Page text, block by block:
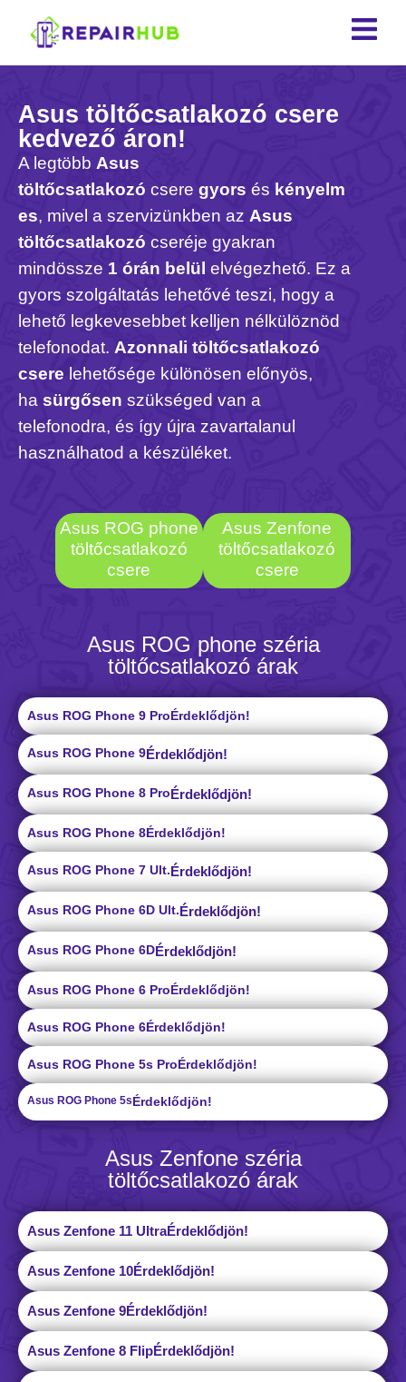
Asus töltőcsatlakozó csere
kedvező áron!
A legtöbb Asus
töltőcsatlakozó csere gyors és kényelm
es, mivel a szervizünkben az Asus
töltőcsatlakozó cseréje gyakran
mindössze 1 órán belül elvégezhető. Ez a
gyors szolgáltatás lehetővé teszi, hogy a
lehető legkevesebbet kelljen nélkülöznöd
telefonodat. Azonnali töltőcsatlakozó
csere lehetősége különösen előnyös,
ha sürgősen szükséged van a
telefonodra, és így újra zavartalanul
használhatod a készüléket.
Asus ROG phone
töltőcsatlakozó
csere
Asus Zenfone
töltőcsatlakozó
csere
Asus ROG phone széria
töltőcsatlakozó árak
Asus ROG Phone 9 Pro Érdeklődjön!
Asus ROG Phone 9 Érdeklődjön!
Asus ROG Phone 8 Pro Érdeklődjön!
Asus ROG Phone 8 Érdeklődjön!
Asus ROG Phone 7 Ult. Érdeklődjön!
Asus ROG Phone 6D Ult. Érdeklődjön!
Asus ROG Phone 6D Érdeklődjön!
Asus ROG Phone 6 Pro Érdeklődjön!
Asus ROG Phone 6 Érdeklődjön!
Asus ROG Phone 5s Pro Érdeklődjön!
Asus ROG Phone 5s Érdeklődjön!
Asus Zenfone széria
töltőcsatlakozó árak
Asus Zenfone 11 UltraÉrdeklődjön!
Asus Zenfone 10Érdeklődjön!
Asus Zenfone 9Érdeklődjön!
Asus Zenfone 8 FlipÉrdeklődjön!